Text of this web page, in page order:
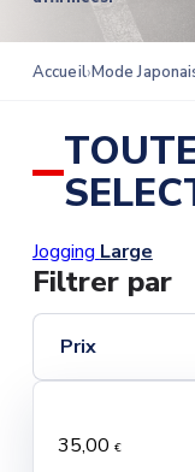
Accueil Mode
Jogging Large
Filtrer par
Prix
35,00 €